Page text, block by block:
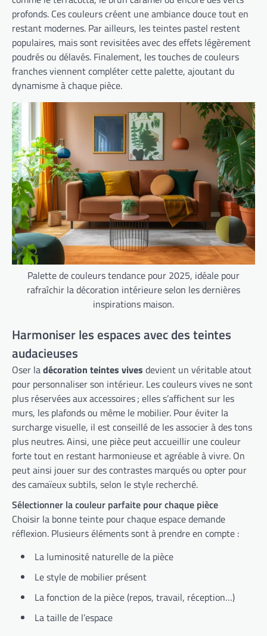
profonds. Ces couleurs créent une ambiance douce tout en
restant modernes. Par ailleurs, les teintes pastel restent
populaires, mais sont revisitées avec des effets légèrement
poudrés ou délavés. Finalement, les touches de couleurs
franches viennent compléter cette palette, ajoutant du
dynamisme à chaque pièce.
Palette de couleurs tendance pour 2025, idéale pour
rafraîchir la décoration intérieure selon les dernières
inspirations maison.
Harmoniser les espaces avec des teintes
audacieuses
Oser ladécoration teintes vives devient un véritable atout
pour personnaliser son intérieur. Les couleurs vives ne sont
plus réservées aux accessoires ; elles s’affichent sur les
murs, les plafonds ou même le mobilier. Pour éviter la
surcharge visuelle, il est conseillé de les associer à des tons
plus neutres. Ainsi, une pièce peut accueillir une couleur
forte tout en restant harmonieuse et agréable à vivre. On
peut ainsi jouer sur des contrastes marqués ou opter pour
des camaïeux subtils, selon le style recherché.
Sélectionner la couleur parfaite pour chaque pièce
Choisir la bonne teinte pour chaque espace demande
réflexion. Plusieurs éléments sont à prendre en compte :
La luminosité naturelle de la pièce
Le style de mobilier présent
La fonction de la pièce (repos, travail, réception…)
La taille de l’espace